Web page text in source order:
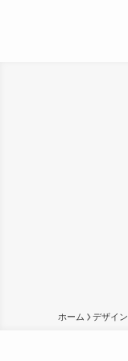
ホーム デザイン